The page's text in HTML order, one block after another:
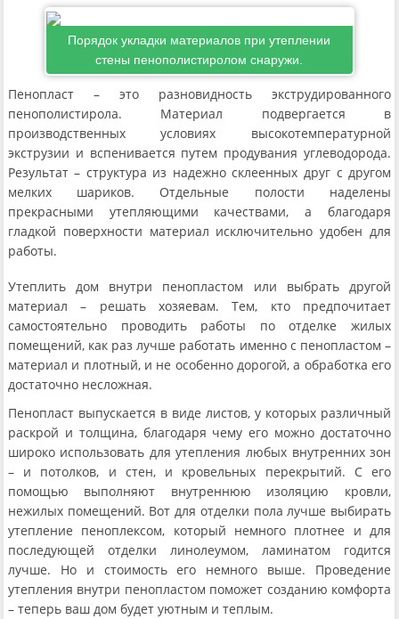
Порядок укладки материалов при утеплении
стены пенополистиролом снаружи.
Пенопласт – это разновидность экструдированного
пенополистирола. Материал подвергается в
производственных условиях высокотемпературной
экструзии и вспенивается путем продувания углеводорода.
Результат – структура из надежно склеенных друг с другом
мелких шариков. Отдельные полости наделены
прекрасными утепляющими качествами, а благодаря
гладкой поверхности материал исключительно удобен для
работы.
Утеплить дом внутри пенопластом или выбрать другой
материал – решать хозяевам. Тем, кто предпочитает
самостоятельно проводить работы по отделке жилых
помещений, как раз лучше работать именно с пенопластом –
материал и плотный, и не особенно дорогой, а обработка его
достаточно несложная.
Пенопласт выпускается в виде листов, у которых различный
раскрой и толщина, благодаря чему его можно достаточно
широко использовать для утепления любых внутренних зон
– и потолков, и стен, и кровельных перекрытий. С его
помощью выполняют внутреннюю изоляцию кровли,
нежилых помещений. Вот для отделки пола лучше выбирать
утепление пеноплексом, который немного плотнее и для
последующей отделки линолеумом, ламинатом годится
лучше. Но и стоимость его немного выше. Проведение
утепления внутри пенопластом поможет созданию комфорта
– теперь ваш дом будет уютным и теплым.